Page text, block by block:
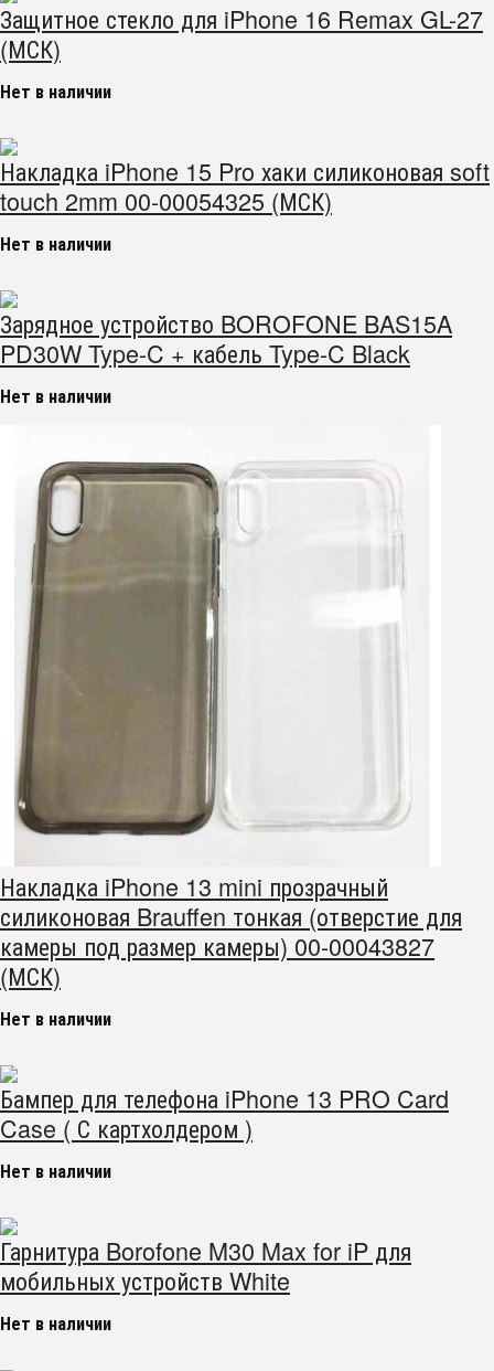
Защитное стекло для iPhone 16 Remax GL-27
(МСК)
Нет в наличии
Накладка iPhone 15 Pro хаки силиконовая soft
touch 2mm 00-00054325 (МСК)
Нет в наличии
Зарядное устройство BOROFONE BAS15A
PD30W Type-C + кабель Type-C Black
Нет в наличии
Накладка iPhone 13 mini прозрачный
силиконовая Brauffen тонкая (отверстие для
камеры под размер камеры) 00-00043827
(МСК)
Нет в наличии
Бампер для телефона iPhone 13 PRO Card
Case ( С картхолдером )
Нет в наличии
Гарнитура Borofone M30 Max for iP для
мобильных устройств White
Нет в наличии